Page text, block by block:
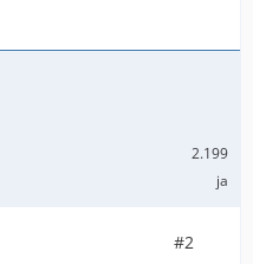
2.199
ja
#2